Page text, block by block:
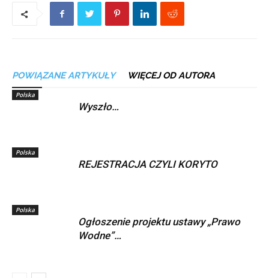
POWIĄZANE ARTYKUŁY WIĘCEJ OD AUTORA
Polska
Wyszło…
Polska
REJESTRACJA CZYLI KORYTO
Polska
Ogłoszenie projektu ustawy „Prawo
Wodne”…